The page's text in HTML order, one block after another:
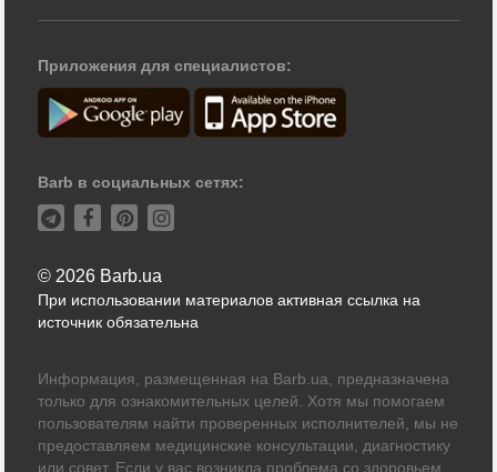
Приложения для специалистов:
Barb в социальных сетях:
© 2026 Barb.ua
При использовании материалов активная ссылка на
источник обязательна
Информация, размещенная на Barb.ua, предназначена
только для ознакомительных целей. Хотя мы помогаем
пользователям найти проверенных исполнителей, мы не
предоставляем медицинские консультации, диагностику
или совет. Если у вас возникла проблема со здоровьем,